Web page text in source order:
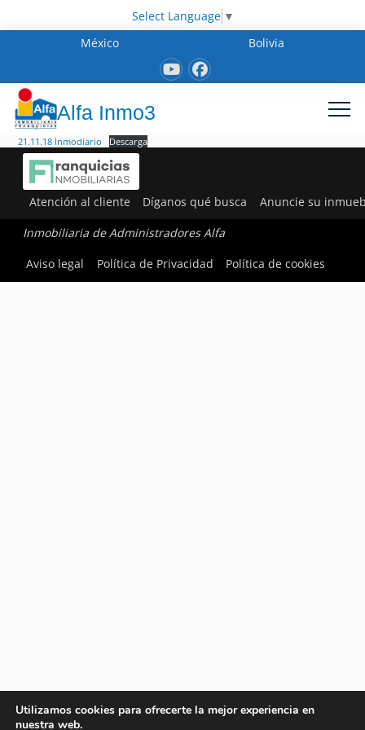
Select Language ▼
México
Bolivia
Alfa Inmo3
21.11.18 Inmodiario Descarga
Atención al cliente Díganos qué busca Anuncie su
Inmobiliaria de Administradores Alfa
Aviso legal
Política de Privacidad Política de cookies
Utilizamos cookies para ofrecerte la mejor experiencia en
nuestra web.